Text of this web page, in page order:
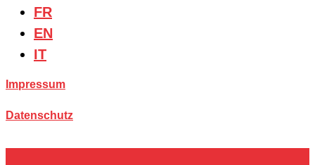
FR
EN
IT
Impressum
Datenschutz